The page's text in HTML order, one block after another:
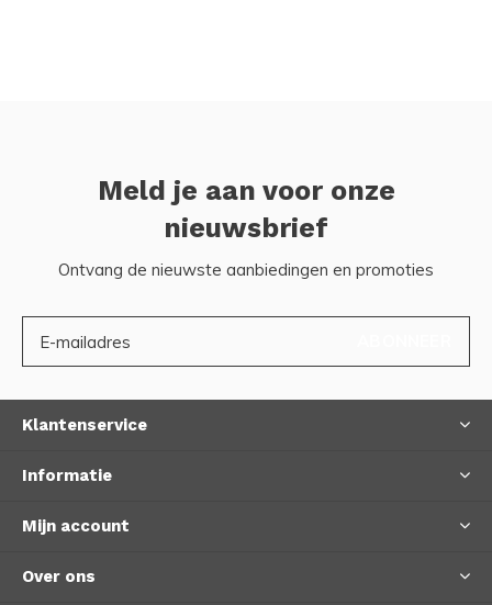
Meld je aan voor onze
nieuwsbrief
Ontvang de nieuwste aanbiedingen en promoties
Klantenservice
Informatie
Mijn account
Over ons